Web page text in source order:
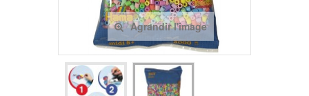
Agrandir l'image